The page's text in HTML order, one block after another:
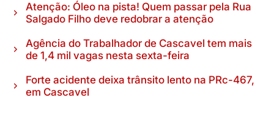
Atenção: Óleo na pista! Quem passar pela Rua
Salgado Filho deve redobrar a atenção
Agência do Trabalhador de Cascavel tem mais
de 1,4 mil vagas nesta sexta-feira
Forte acidente deixa trânsito lento na PRc-467,
em Cascavel